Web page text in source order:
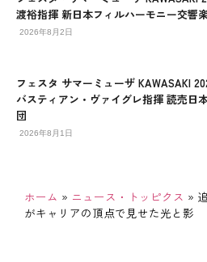
渡裕指揮 新日本フィルハーモニー交響
2026年8月2日
フェスタ サマーミューザ KAWASAKI
バスティアン・ヴァイグレ指揮 読売日
団
2026年8月1日
ホーム » ニュース・トッピクス »
がキャリアの頂点で見せた光と影